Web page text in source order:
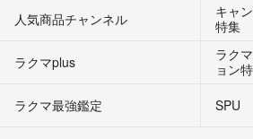
人気商品チャンネル
キャ
特集
ラクマplus
ラク
ョン
ラクマ最強鑑定
SPU